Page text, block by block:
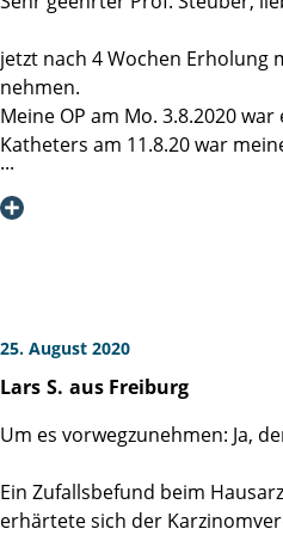
jetzt nach 4 Wochen Erholung
nehmen.
Meine OP am Mo. 3.8.2020
Katheters am 11.8.20 war
sich mein Körper auch wieder
örtlichen Physiotherapie
Verweisen möchte ich noch
Liebe Grüße aus Dänemark,
25. August 2020
Lars S. aus Freiburg
Um es vorwegzunehmen: Ja,
Ein Zufallsbefund beim
erhärtete sich der